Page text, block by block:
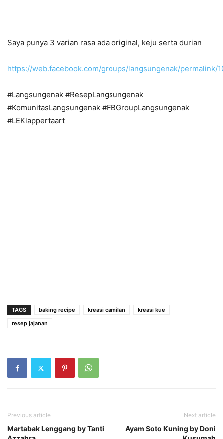
Saya punya 3 varian rasa ada original, keju serta durian
https://web.facebook.com/groups/langsungenak/permalink/
#Langsungenak #ResepLangsungenak
#KomunitasLangsungenak #FBGroupLangsungenak
#LEKlappertaart
TAGS baking recipe kreasi camilan
kreasi kue
resep jajanan
Previous article
Martabak Lenggang by Tanti
Next article
Ayam Soto Kuning by Doni